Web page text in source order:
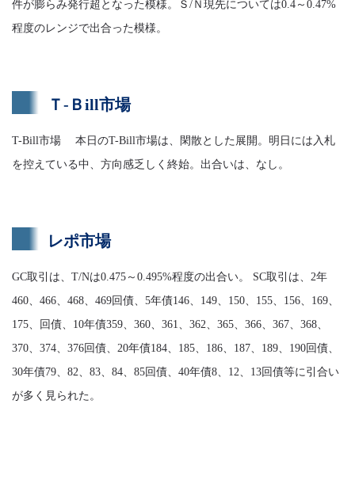
件が膨らみ発行超となった模様。Ｓ/Ｎ現先については0.4～0.47%
程度のレンジで出合った模様。
Ｔ-Ｂill市場
T-Bill市場 本日のT-Bill市場は、閑散とした展開。明日には入札
を控えている中、方向感乏しく終始。出合いは、なし。
レポ市場
GC取引は、T/Nは0.475～0.495%程度の出合い。 SC取引は、2年
460、466、468、469回債、5年債146、149、150、155、156、169、
175、回債、10年債359、360、361、362、365、366、367、368、
370、374、376回債、20年債184、185、186、187、189、190回債、
30年債79、82、83、84、85回債、40年債8、12、13回債等に引合い
が多く見られた。